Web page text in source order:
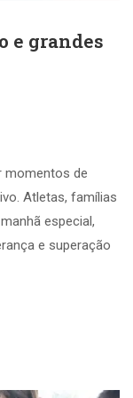
e grandes
momentos de
Atletas, famílias
especial,
e superação